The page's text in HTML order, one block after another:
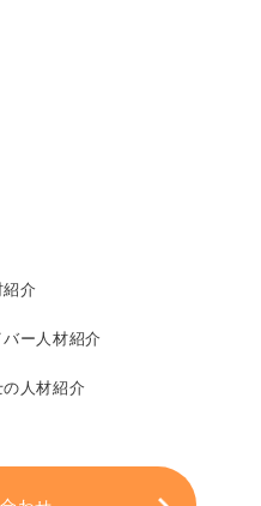
紹介
ー人材紹介
人材紹介